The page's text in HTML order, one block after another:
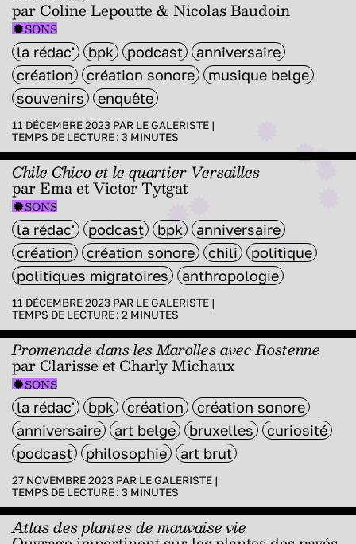
par Coline Lepoutte & Nicolas Baudoin
SONS
la rédac' bpk podcast
anniversaire
création
création sonore
musique belge
souvenirs
enquête
11 DÉCEMBRE 2023 PAR LE GALERISTE |
TEMPS DE LECTURE : 3 MINUTES
Chile Chico et le quartier Versailles
par Ema et Victor Tytgat
SONS
la rédac' podcast bpk
anniversaire
création
création sonore chili
politique
politiques migratoires
anthropologie
11 DÉCEMBRE 2023 PAR LE GALERISTE |
TEMPS DE LECTURE : 2 MINUTES
Promenade dans les Marolles avec Rostenne
par Clarisse et Charly Michaux
SONS
la rédac' bpk création
création sonore
anniversaire
art belge bruxelles
curiosité
podcast
philosophie art brut
27 NOVEMBRE 2023 PAR LE GALERISTE |
TEMPS DE LECTURE : 3 MINUTES
Atlas des plantes de mauvaise vie